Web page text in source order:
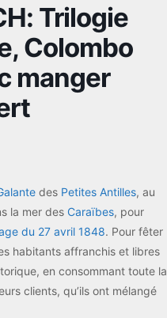
Trilogie
Colombo
manger
des Petites Antilles, au
la mer des Caraïbes, pour
du 27 avril 1848. Pour fêter
habitants affranchis et libres
en consommant toute la
clients, qu’ils ont mélangé